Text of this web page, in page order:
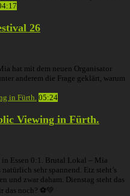
26
hat mit dem neuen Organisator
anderem die Frage geklärt, warum
05:24
Viewing in Fürth.
Essen 0:1. Brutal Lokal – Mia
sehr spannend. Etz steht’s
und zwar daham. Dienstag steht das
das noch? ⚽️💚